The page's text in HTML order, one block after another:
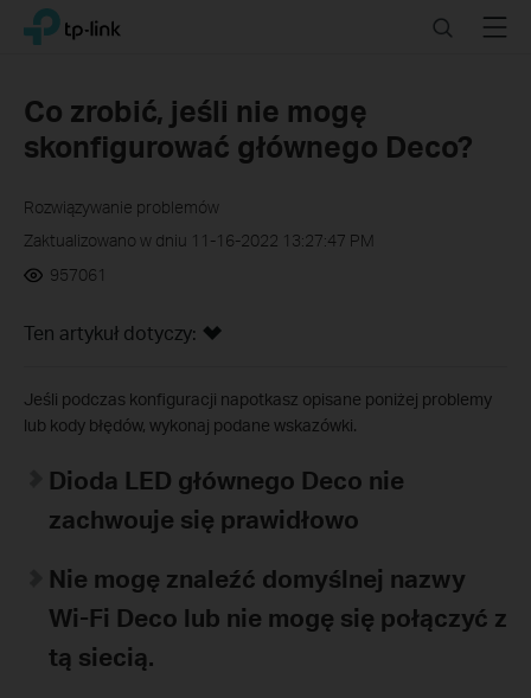
Click
navigation
TP-Link, Reliably Smart SearchMenu
Co zrobić, jeśli nie mogę
skonfigurować głównego Deco?
Rozwiązywanie problemów
Zaktualizowano w dniu 11-16-2022 13:27:47 PM
957061
Ten artykuł dotyczy:
Jeśli podczas konfiguracji napotkasz opisane poniżej problemy
lub kody błędów, wykonaj podane wskazówki.
Dioda LED głównego Deco nie
zachwouje się prawidłowo
Nie mogę znaleźć domyślnej nazwy
Wi-Fi Deco lub nie mogę się połączyć z
tą siecią.